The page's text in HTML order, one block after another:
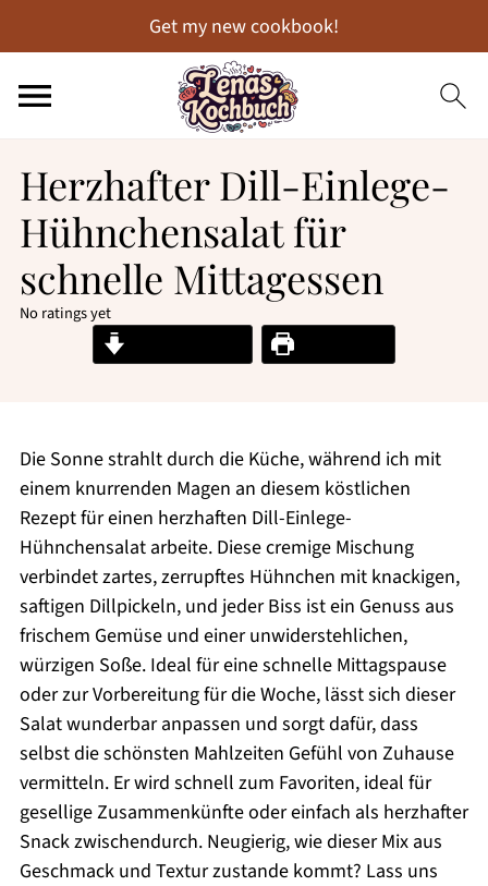
Get my new cookbook!
Herzhafter Dill-Einlege-
Hühnchensalat für
schnelle Mittagessen
No ratings yet
Print Recipe
Die Sonne strahlt durch die Küche, während ich mit
einem knurrenden Magen an diesem köstlichen
Rezept für einen herzhaften Dill-Einlege-
Hühnchensalat arbeite. Diese cremige Mischung
verbindet zartes, zerrupftes Hühnchen mit knackigen,
saftigen Dillpickeln, und jeder Biss ist ein Genuss aus
frischem Gemüse und einer unwiderstehlichen,
würzigen Soße. Ideal für eine schnelle Mittagspause
oder zur Vorbereitung für die Woche, lässt sich dieser
Salat wunderbar anpassen und sorgt dafür, dass
selbst die schönsten Mahlzeiten Gefühl von Zuhause
vermitteln. Er wird schnell zum Favoriten, ideal für
gesellige Zusammenkünfte oder einfach als herzhafter
Snack zwischendurch. Neugierig, wie dieser Mix aus
Geschmack und Textur zustande kommt? Lass uns